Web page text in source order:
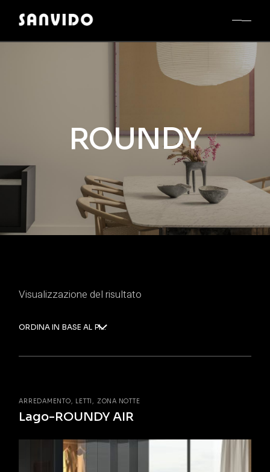
ROUNDY
Visualizzazione del risultato
ORDINA IN BASE AL PIÙ RECENTE
ARREDAMENTO LETTI ZONA NOTTE
Lago-ROUNDY AIR